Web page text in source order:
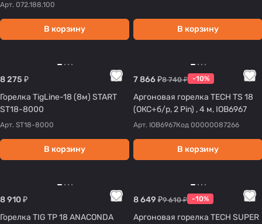
Арт. 072.188.100
В корзину В корзину
8 275 ₽
Горелка TigLine-18 (8м) START
ST18-8000
Арт. ST18-8000
В корзину
7 866 ₽8 740 ₽ -10%
Аргоновая горелка TECH TS 18
(ОКС+б/р, 2 Pin) , 4 м, IOB6967
Арт. IOB6967Код 00000087266
В корзину
8 910 ₽
Горелка TIG TP 18 ANACONDA
8 649 ₽9 610 ₽ -10%
Аргоновая горелка TECH SUPER